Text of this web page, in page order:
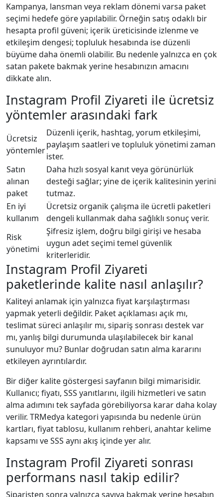
Kampanya, lansman veya reklam dönemi varsa paket
seçimi hedefe göre yapılabilir. Örneğin satış odaklı bir
hesapta profil güveni; içerik üreticisinde izlenme ve
etkileşim dengesi; topluluk hesabında ise düzenli
büyüme daha önemli olabilir. Bu nedenle yalnızca en çok
satan pakete bakmak yerine hesabınızın amacını
dikkate alın.
Instagram Profil Ziyareti ile ücretsiz
yöntemler arasındaki fark
Ücretsiz
yöntemler
Düzenli içerik, hashtag, yorum etkileşimi,
paylaşım saatleri ve topluluk yönetimi zaman
ister.
Satın
alınan
paket
Daha hızlı sosyal kanıt veya görünürlük
desteği sağlar; yine de içerik kalitesinin yerini
tutmaz.
En iyi
kullanım
Ücretsiz organik çalışma ile ücretli paketleri
dengeli kullanmak daha sağlıklı sonuç verir.
Risk
yönetimi
Şifresiz işlem, doğru bilgi girişi ve hesaba
uygun adet seçimi temel güvenlik
kriterleridir.
Instagram Profil Ziyareti
paketlerinde kalite nasıl anlaşılır?
Kaliteyi anlamak için yalnızca fiyat karşılaştırması
yapmak yeterli değildir. Paket açıklaması açık mı,
teslimat süreci anlaşılır mı, sipariş sonrası destek var
mı, yanlış bilgi durumunda ulaşılabilecek bir kanal
sunuluyor mu? Bunlar doğrudan satın alma kararını
etkileyen ayrıntılardır.
Bir diğer kalite göstergesi sayfanın bilgi mimarisidir.
Kullanıcı; fiyatı, SSS yanıtlarını, ilgili hizmetleri ve satın
alma adımını tek sayfada görebiliyorsa karar daha kolay
verilir. TRMedya kategori yapısında bu nedenle ürün
kartları, fiyat tablosu, kullanım rehberi, anahtar kelime
kapsamı ve SSS aynı akış içinde yer alır.
Instagram Profil Ziyareti sonrası
performans nasıl takip edilir?
Siparişten sonra yalnızca sayıya bakmak yerine hesabın